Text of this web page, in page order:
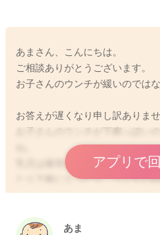
あまさん、こんにちは。
ご相談ありがとうございます。
お子さんのウンチが緩いのでは
お答えが遅くなり申し訳ありませ
お子さんのウンチが下痢っぽい
乳児は腸管が未熟で、腸内細菌
たり下痢になったり、ウンチの
多いですよ。徐々に腸の力がつ
ママさんとしては、お子さんの
アプリで
あま